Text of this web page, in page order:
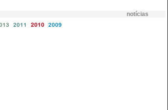
notícias
2011 2010 2009